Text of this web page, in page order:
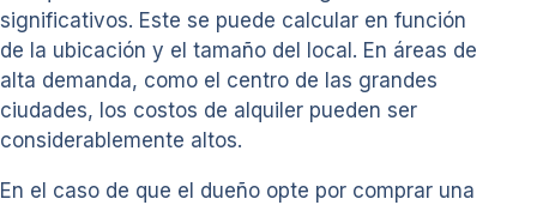
significativos. Este se puede calcular en función
de la ubicación y el tamaño del local. En áreas de
alta demanda, como el centro de las grandes
ciudades, los costos de alquiler pueden ser
considerablemente altos.
En el caso de que el dueño opte por comprar una